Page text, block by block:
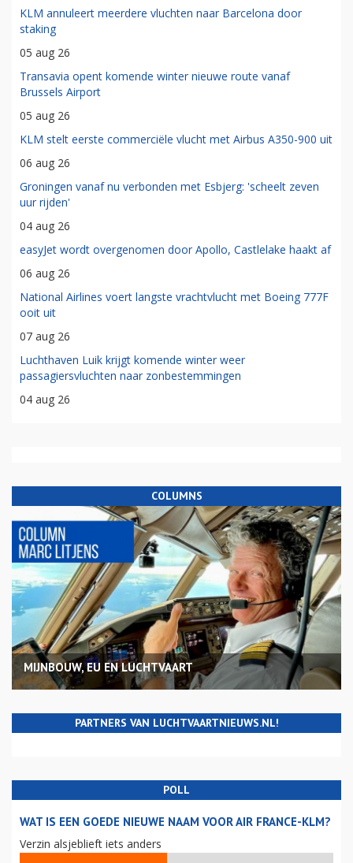
KLM annuleert meerdere vluchten naar Barcelona door
staking
05 aug 26
Transavia opent komende winter nieuwe route vanaf
Brussels Airport
05 aug 26
KLM stelt eerste commerciële vlucht met Airbus A350-900 uit
06 aug 26
Groningen vanaf nu verbonden met Esbjerg: 'scheelt zeven
uur rijden'
04 aug 26
easyJet wordt overgenomen door Apollo, Castlelake haakt af
06 aug 26
National Airlines voert langste vrachtvlucht met Boeing 777F
ooit uit
07 aug 26
Luchthaven Luik krijgt komende winter weer
passagiersvluchten naar zonbestemmingen
04 aug 26
COLUMNS
MIJNBOUW, EU EN LUCHTVAART
PARTNERS VAN LUCHTVAARTNIEUWS.NL!
POLL
WAT IS EEN GOEDE NIEUWE NAAM VOOR AIR FRANCE-KLM?
Verzin alsjeblieft iets anders